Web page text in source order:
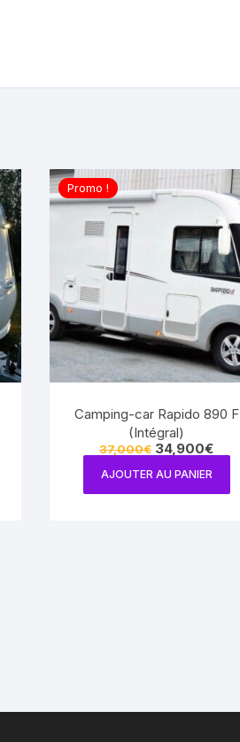
Promo !
Camping-car Rapido 890 F
(Intégral)
37,000€ Le
prix
initial
34,900€Le
prix
AJOUTER AU PANIER